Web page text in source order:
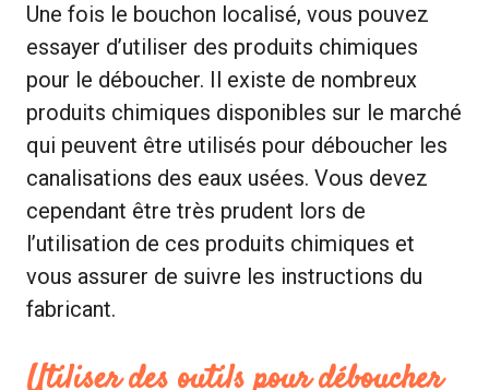
Une fois le bouchon localisé, vous pouvez
essayer d’utiliser des produits chimiques
pour le déboucher. Il existe de nombreux
produits chimiques disponibles sur le marché
qui peuvent être utilisés pour déboucher les
canalisations des eaux usées. Vous devez
cependant être très prudent lors de
l’utilisation de ces produits chimiques et
vous assurer de suivre les instructions du
fabricant.
Utiliser des outils pour déboucher